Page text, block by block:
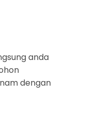
anda
dengan